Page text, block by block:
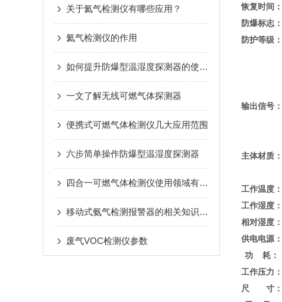
关于氦气检测仪有哪些应用？
氦气检测仪的作用
如何提升防爆型温湿度探测器的使用效率？
一文了解无线可燃气体探测器
便携式可燃气体检测仪几大应用范围
六步简单操作防爆型温湿度探测器
四合一可燃气体检测仪使用领域有哪些
移动式氨气检测报警器的相关知识了解
废气VOC检测仪参数
恢复时间：
防爆标志：
防护等级：
输出信号：
主体材质：
工作温度：
工作湿度：
相对湿度：
供电电源：
功 耗：
工作压力：
尺 寸：